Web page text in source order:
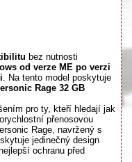
bez nutnosti
od verze ME po verzi
. Na tento model poskytuje
Rage 32 GB
pro ty, kteří hledají jak
přenosovou
Rage, navržený s
jedinečný design
ochranu před